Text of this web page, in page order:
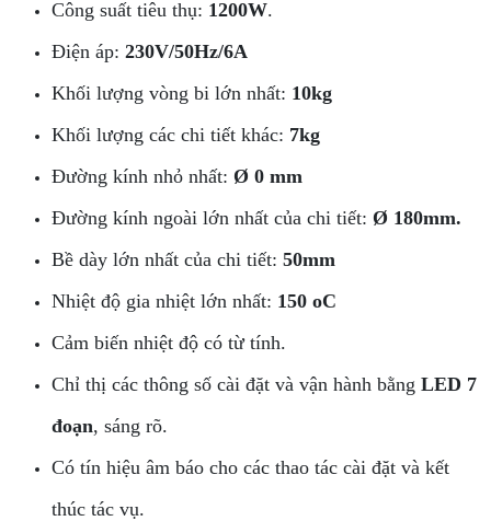
Công suất tiêu thụ: 1200W.
Điện áp: 230V/50Hz/6A
Khối lượng vòng bi lớn nhất: 10kg
Khối lượng các chi tiết khác: 7kg
Đường kính nhỏ nhất: Ø 0 mm
Đường kính ngoài lớn nhất của chi tiết: Ø 180mm.
Bề dày lớn nhất của chi tiết: 50mm
Nhiệt độ gia nhiệt lớn nhất: 150 oC
Cảm biến nhiệt độ có từ tính.
Chỉ thị các thông số cài đặt và vận hành bằng LED 7
đoạn, sáng rõ.
Có tín hiệu âm báo cho các thao tác cài đặt và kết
thúc tác vụ.